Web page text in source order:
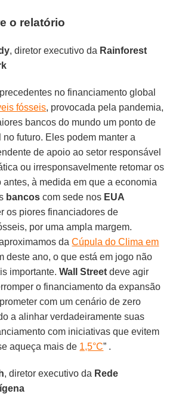
o relatório
, diretor executivo da Rainforest
no financiamento global
fósseis, provocada pela pandemia,
bancos do mundo um ponto de
futuro. Eles podem manter a
de apoio ao setor responsável
ou irresponsavelmente retomar os
antes, à medida em que a economia
bancos com sede nos EUA
os piores financiadores de
por uma ampla margem.
daCúpula do Clima em
deste ano, o que está em jogo não
importante.Wall Street deve agir
o financiamento da expansão
com um cenário de zero
a alinhar verdadeiramente suas
com iniciativas que evitem
aqueça mais de 1,5°C” .
, diretor executivo da Rede